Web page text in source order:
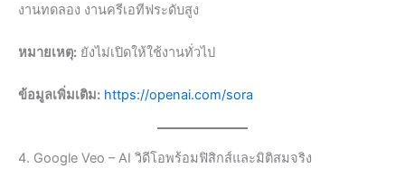
งานทดลอง งานครีเอทีฟระดับสูง
หมายเหตุ: ยังไม่เปิดให้ใช้งานทั่วไป
ข้อมูลเพิ่มเติม: https://openai.com/sora
4. Google Veo – AI วิดีโอพร้อมฟิสิกส์และมิติสมจริง